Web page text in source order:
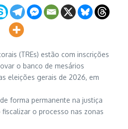
(TREs) estão com inscrições
o banco de mesários
eleições gerais de 2026, em
forma permanente na justiça
o processo nas zonas